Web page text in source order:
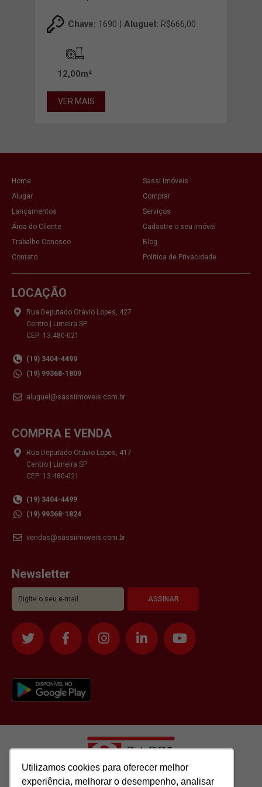
Utilizamos cookies para oferecer melhor
experiência, melhorar o desempenho, analisar
Utilizamos cookies para oferecer melhor
experiência, melhorar o desempenho, analisar
Chave: 1690 | Aluguel: R$666,00
12,00m²
VER MAIS
Home
Sassi Imóveis
Alugar
Comprar
Lançamentos
Serviços
Área do Cliente
Cadastre o seu Imóvel
Trabalhe Conosco
Blog
Contato
Política de Privacidade
LOCAÇÃO
Rua Deputado Otávio Lopes, 427
Centro | Limeira SP
CEP: 13.480-021
(19) 3404-4499
(19) 99368-1809
aluguel@sassiimoveis.com.br
COMPRA E VENDA
Rua Deputado Otávio Lopes, 417
Centro | Limeira SP
CEP: 13.480-021
(19) 3404-4499
(19) 99368-1824
vendas@sassiimoveis.com.br
Newsletter